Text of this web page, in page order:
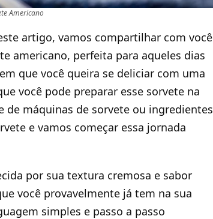
Americano
artigo, vamos compartilhar com você
americano, perfeita para aqueles dias
que você queira se deliciar com uma
você pode preparar esse sorvete na
de máquinas de sorvete ou ingredientes
e vamos começar essa jornada
por sua textura cremosa e sabor
você provavelmente já tem na sua
simples e passo a passo